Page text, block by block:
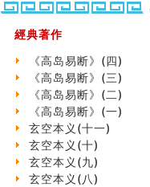
同年同月同日同时
商舖大門的風水原則 (
玄空本义(十一)
家居常見風水形煞及
天要下雨娘要嫁人
预测开店怎么样
口相與命運
六爻測住宅風水 (五)
一篇文章解答八字命理
汽车风水
姓名字义玄机藏凶吉
二0
二
六
(马)
二0
二
六
(马)
二○
二
六
(马)
二○
（
經典著作
《高岛易断》(四)
《高岛易断》(三)
《高岛易断》(二)
《高岛易断》(一)
玄空本义(十一)
玄空本义(十)
玄空本义(九)
玄空本义(八)